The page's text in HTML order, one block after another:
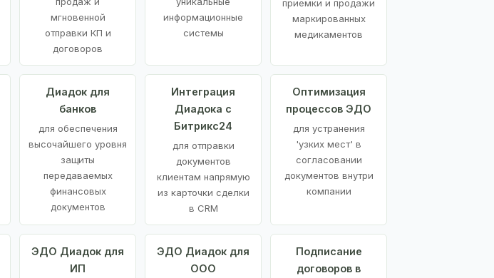
мгновенной
отправки КП и
договоров
информационные
системы
приемки и продажи
маркированных
медикаментов
Диадок для
банков
для обеспечения
высочайшего уровня
защиты
передаваемых
финансовых
документов
Интеграция
Диадока с
Битрикс24
для отправки
документов
клиентам напрямую
из карточки сделки
в CRM
Оптимизация
процессов ЭДО
для устранения
'узких мест' в
согласовании
документов внутри
компании
ЭДО Диадок для
ИП
ЭДО Диадок для
ООО
Подписание
договоров в